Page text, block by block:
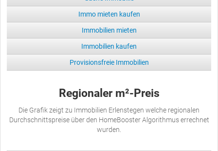
Immo mieten kaufen
Immobilien mieten
Immobilien kaufen
Provisionsfreie Immobilien
Regionaler m²-Preis
Die Grafik zeigt zu Immobilien Erlenstegen welche regionalen
Durchschnittspreise über den HomeBooster Algorithmus errechnet
wurden.